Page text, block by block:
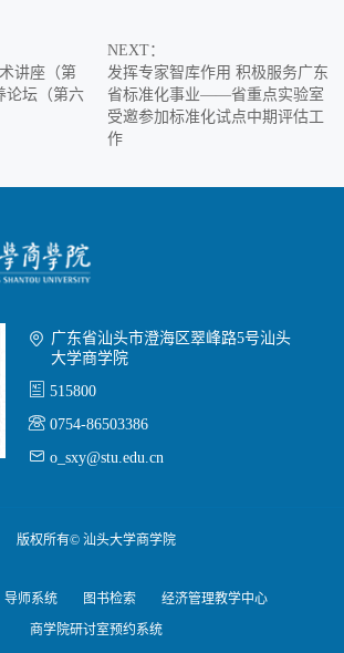
讲座（第
论坛（第六
NEXT：
发挥专家智库作用 积极服务广东
省标准化事业——省重点实验室
受邀参加标准化试点中期评估工
作
 广东省汕头市澄海区翠峰路5号汕头
大学商学院
 515800
 0754-86503386
 o_sxy@stu.edu.cn
版权所有© 汕头大学商学院
导师系统 图书检索
经济管理教学中心
商学院研讨室预约系统